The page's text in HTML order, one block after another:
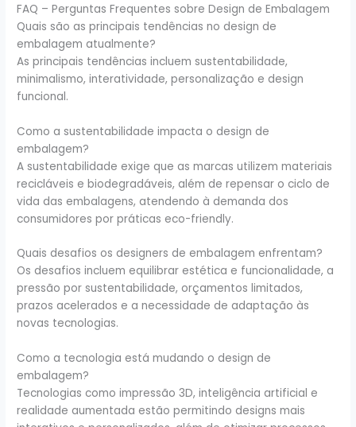
FAQ – Perguntas Frequentes sobre Design de Embalagem
Quais são as principais tendências no design de
embalagem atualmente?
As principais tendências incluem sustentabilidade,
minimalismo, interatividade, personalização e design
funcional.
Como a sustentabilidade impacta o design de
embalagem?
A sustentabilidade exige que as marcas utilizem materiais
recicláveis e biodegradáveis, além de repensar o ciclo de
vida das embalagens, atendendo à demanda dos
consumidores por práticas eco-friendly.
Quais desafios os designers de embalagem enfrentam?
Os desafios incluem equilibrar estética e funcionalidade, a
pressão por sustentabilidade, orçamentos limitados,
prazos acelerados e a necessidade de adaptação às
novas tecnologias.
Como a tecnologia está mudando o design de
embalagem?
Tecnologias como impressão 3D, inteligência artificial e
realidade aumentada estão permitindo designs mais